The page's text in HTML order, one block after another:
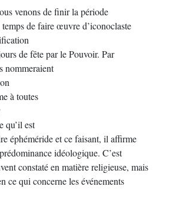
venons de finir la période
de faire œuvre d’iconoclaste
de fête par le Pouvoir. Par
nommeraient
à toutes
qu’il est
éphéméride et ce faisant, il affirme
idéologique. C’est
constaté en matière religieuse, mais
ce qui concerne les événements